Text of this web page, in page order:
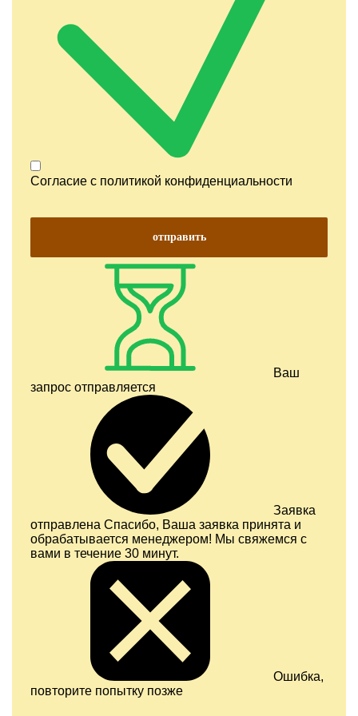
Согласие с политикой конфиденциальности
отправить
Ваш
запрос отправляется
Заявка
отправлена Спасибо, Ваша заявка принята и
обрабатывается менеджером! Мы свяжемся с
вами в течение 30 минут.
Ошибка,
повторите попытку позже